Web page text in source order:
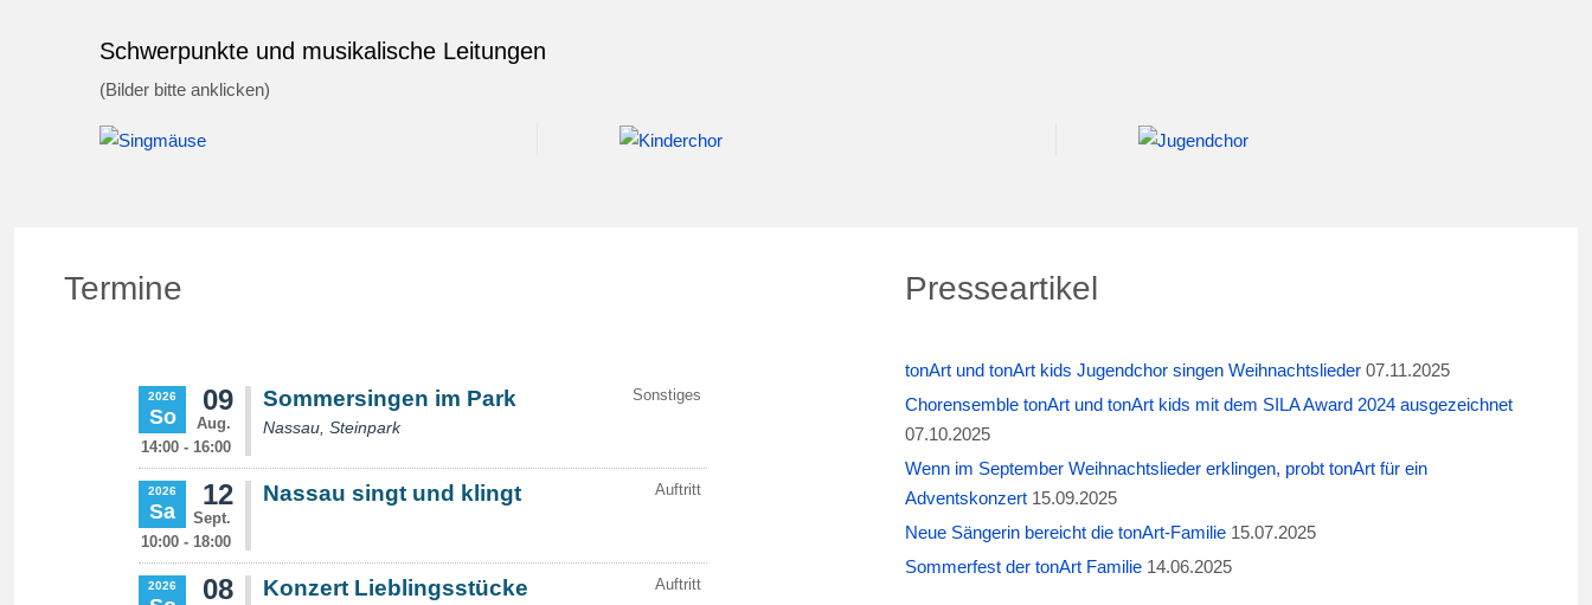
Schwerpunkte und musikalische Leitungen
(Bilder bitte anklicken)
Termine Presseartikel
tonArt und tonArt kids Jugendchor singen Weihnachtslieder 07.11.2025
Chorensemble tonArt und tonArt kids mit dem SILA Award 2024 ausgezeichnet
07.10.2025
Wenn im September Weihnachtslieder erklingen, probt tonArt für ein
Adventskonzert 15.09.2025
Neue Sängerin bereicht die tonArt-Familie 15.07.2025
Sommerfest der tonArt Familie 14.06.2025